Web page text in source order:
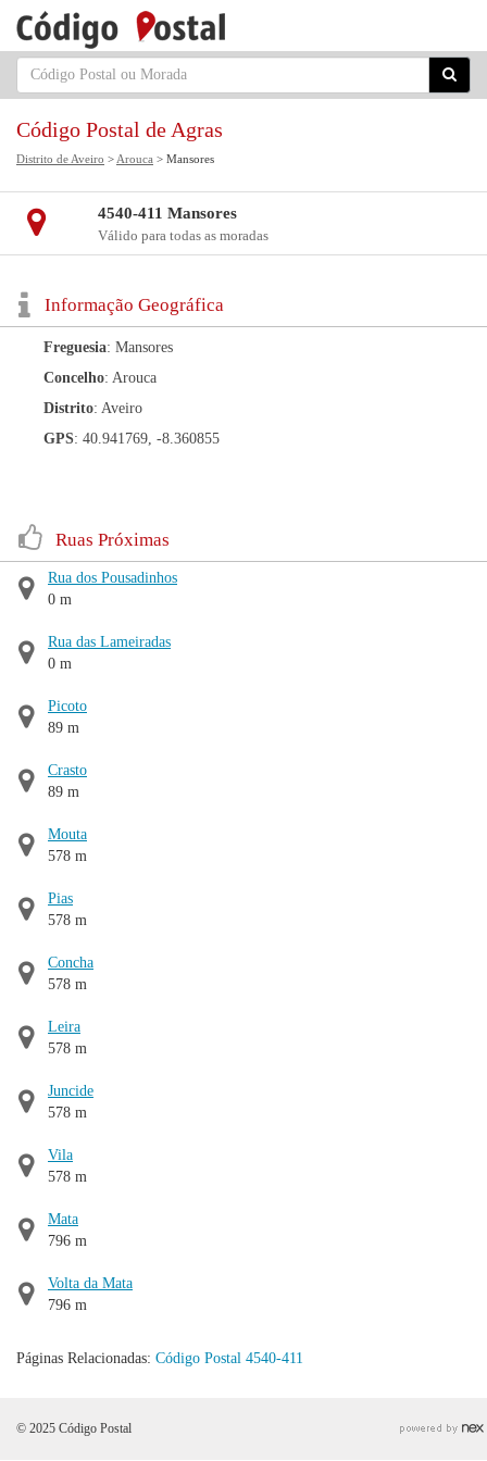
Código Postal de Agras
Distrito de Aveiro > Arouca > Mansores
4540-411 Mansores
Válido para todas as moradas
Informação Geográfica
Freguesia: Mansores
Concelho: Arouca
Distrito: Aveiro
GPS: 40.941769, -8.360855
Ruas Próximas
Rua dos Pousadinhos
0 m
Rua das Lameiradas
0 m
Picoto
89 m
Crasto
89 m
Mouta
578 m
Pias
578 m
Concha
578 m
Leira
578 m
Juncide
578 m
Vila
578 m
Mata
796 m
Volta da Mata
796 m
Páginas Relacionadas: Código Postal 4540-411
© 2025 Código Postal